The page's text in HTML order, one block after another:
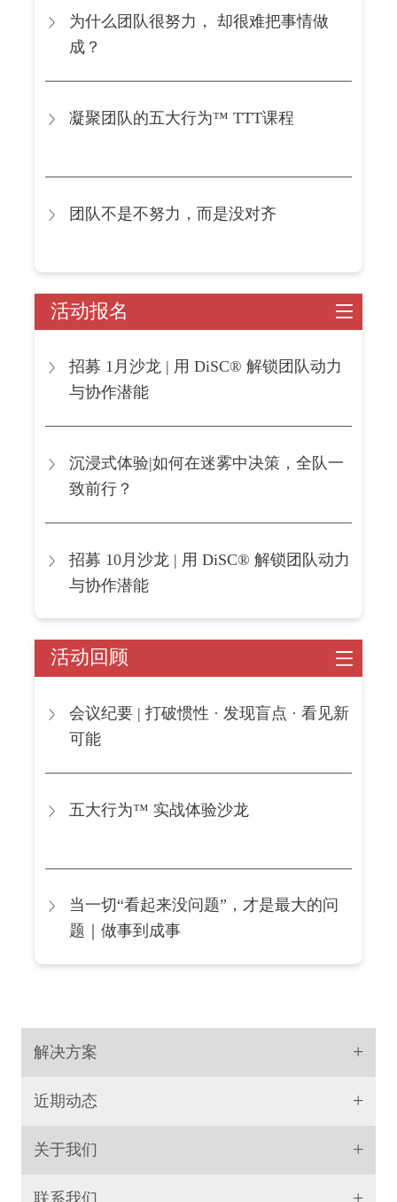
为什么团队很努力， 却很难把事情做
成？
凝聚团队的五大行为™ TTT课程
团队不是不努力，而是没对齐
活动报名
招募 1月沙龙 | 用 DiSC® 解锁团队动力
与协作潜能
沉浸式体验|如何在迷雾中决策，全队一
致前行？
招募 10月沙龙 | 用 DiSC® 解锁团队动力
与协作潜能
活动回顾
会议纪要 | 打破惯性 · 发现盲点 · 看见新
可能
五大行为™ 实战体验沙龙
当一切“看起来没问题”，才是最大的问
题｜做事到成事
解决方案 +
近期动态 +
关于我们 +
联系我们